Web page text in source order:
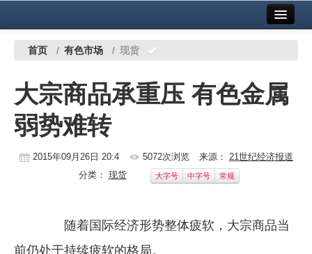
中国有色金属报社主办 广告服务
铜镍铅锌
铝
稀有稀土
镁钛
首页 / 有色市场 / 现货
大宗商品承重压 有色金属
弱势难转
2015年09月26日 20:4 5072次浏览 来源： 21世纪经济报道
分类： 现货 大字号 中字号 常规
随着国际经济形势整体疲软，大宗商品当
前仍处于持续疲软的格局。